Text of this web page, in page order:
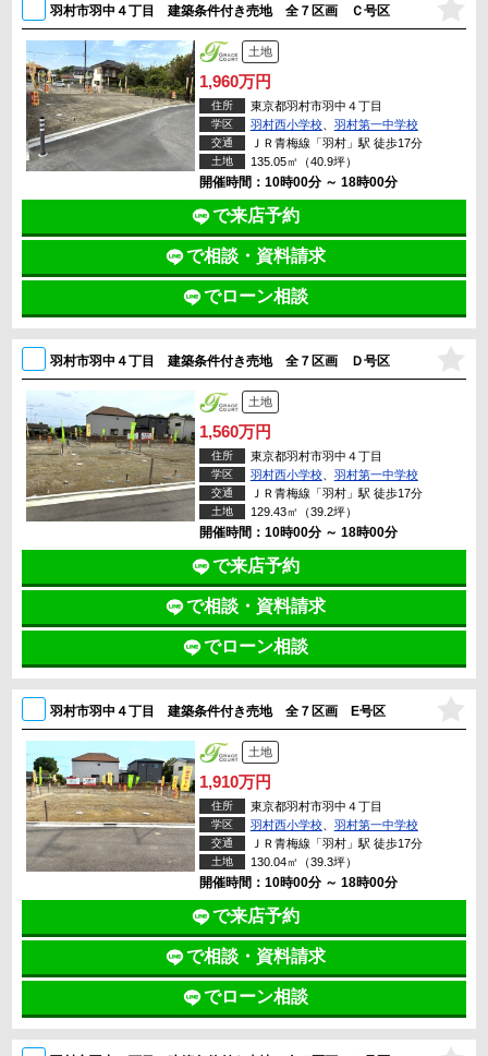
羽村市羽中４丁目 建築条件付き売地 全７区画 Ｃ号区
土地
1,960万円
住所 東京都羽村市羽中４丁目
学区 羽村西小学校、 羽村第一中学校
交通 ＪＲ青梅線「羽村」駅 徒歩17分
土地 135.05㎡（40.9坪）
開催時間：10時00分 ～ 18時00分
で来店予約
で相談・資料請求
でローン相談
羽村市羽中４丁目 建築条件付き売地 全７区画 Ｄ号区
土地
1,560万円
住所 東京都羽村市羽中４丁目
学区 羽村西小学校、 羽村第一中学校
交通 ＪＲ青梅線「羽村」駅 徒歩17分
土地 129.43㎡（39.2坪）
開催時間：10時00分 ～ 18時00分
で来店予約
で相談・資料請求
でローン相談
羽村市羽中４丁目 建築条件付き売地 全７区画 E号区
土地
1,910万円
住所 東京都羽村市羽中４丁目
学区 羽村西小学校、 羽村第一中学校
交通 ＪＲ青梅線「羽村」駅 徒歩17分
土地 130.04㎡（39.3坪）
開催時間：10時00分 ～ 18時00分
で来店予約
で相談・資料請求
でローン相談